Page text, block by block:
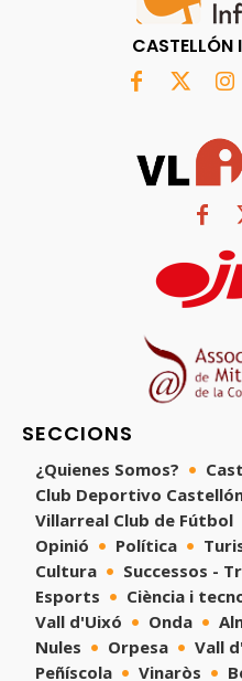
CASTELLÓN
SECCIONS
¿Quienes Somos?
Club Deportivo
Villarreal Club de Fútbol
Opinió
Política
Cultura
Successos -
Esports
Ciència i
Vall d'Uixó
Onda
Nules
Orpesa Vall
Peñíscola
Vinaròs